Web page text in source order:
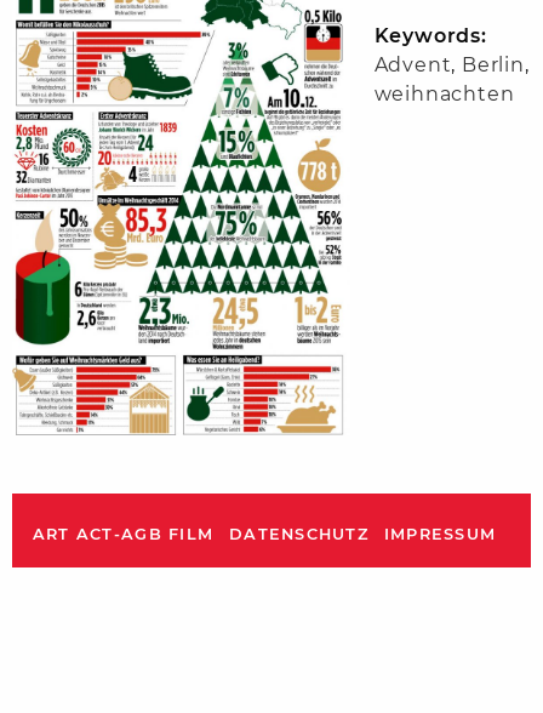
Keywords:
Advent, Berlin,
weihnachten
ART ACT-AGB FILM DATENSCHUTZ IMPRESSUM